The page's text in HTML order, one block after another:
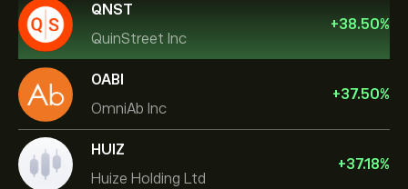
QNST
QuinStreet Inc
+38.50%
OABI
OmniAb Inc
+37.50%
HUIZ
Huize Holding Ltd
+37.18%